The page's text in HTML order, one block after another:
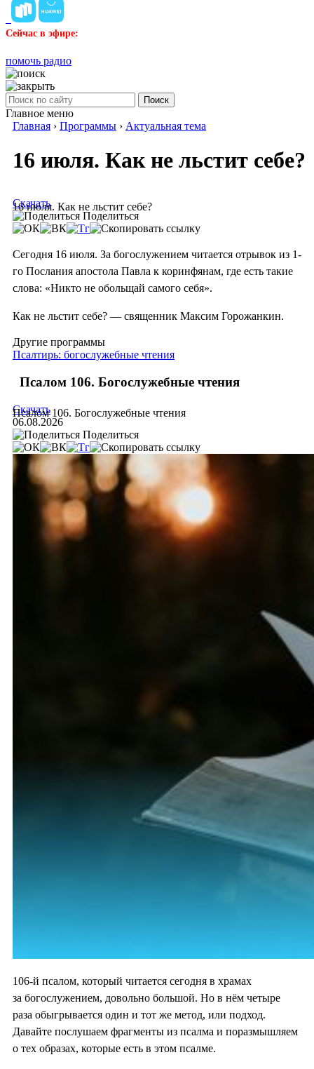
Сейчас в эфире:
помочь радио
Поиск
Главное меню
Главная › Программы › Актуальная тема
16 июля. Как не льстит себе?
16 июля. Как не льстит себе?
Скачать
Поделиться
Сегодня 16 июля. За богослужением читается отрывок из 1-
го Послания апостола Павла к коринфянам, где есть такие
слова: «Никто не обольщай самого себя».
Как не льстит себе? — священник Максим Горожанкин.
Другие программы
Псалтирь: богослужебные чтения
Псалом 106. Богослужебные чтения
Псалом 106. Богослужебные чтения
Скачать
06.08.2026
Поделиться
106-й псалом, который читается сегодня в храмах
за богослужением, довольно большой. Но в нём четыре
раза обыгрывается один и тот же метод, или подход.
Давайте послушаем фрагменты из псалма и поразмышляем
о тех образах, которые есть в этом псалме.